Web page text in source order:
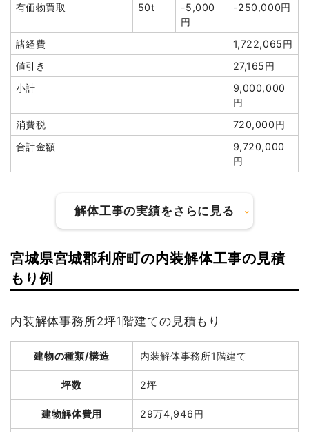
室外設備・機器撤去
12m² 3,000円
36,000円
物置撤去
14m² 1,800円
25,200円
諸経費
55,000円
値引き
50,220円
2,000,000
円
消費税
200,000円
2,200,000
円
建物の種類/構造 軽量鉄骨造小屋1階建て
品名 数量
養生費
0 0円
有価物買取
50t
-5,000
円
-250,000円
諸経費
1,722,065円
値引き
27,165円
小計
9,000,000
円
消費税
720,000円
合計金額
9,720,000
円
解体工事の実績をさらに見る
建物の種類/構造
建物解体費用 828万6,325円
総額 1,177万2,000円
品名
鉄骨造店舗382坪2階建
382坪 21,692 8,286,325円
宮城県宮城郡利府町の内装解体工事の見積
もり例
内装解体事務所2坪1階建ての見積もり
建物の種類/構造 内装解体事務所1階建て
坪数 2坪
建物解体費用 29万4,946円